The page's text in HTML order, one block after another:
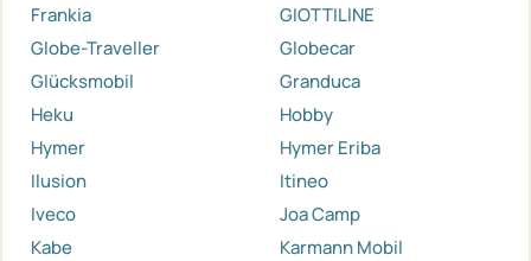
Frankia
GIOTTILINE
Globe-Traveller
Globecar
Glücksmobil
Granduca
Heku
Hobby
Hymer
Hymer Eriba
Ilusion
Itineo
Iveco
Joa Camp
Kabe
Karmann Mobil